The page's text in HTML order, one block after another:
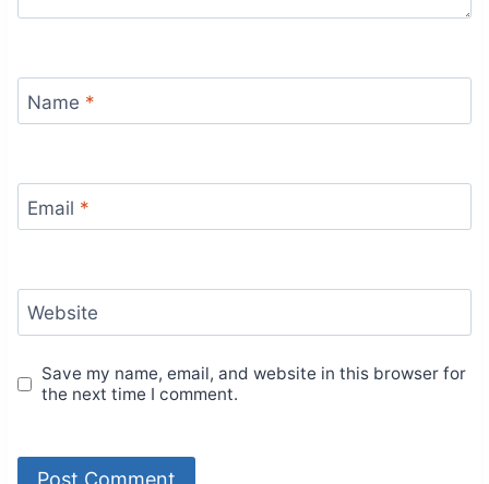
Name *
Email *
Website
Save my name, email, and website in this browser for
the next time I comment.